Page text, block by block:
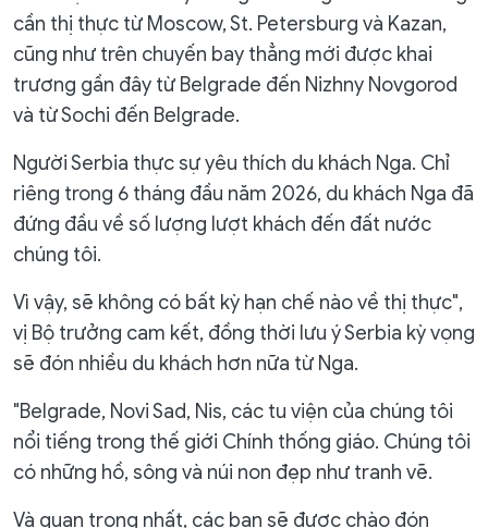
cần thị thực từ Moscow, St. Petersburg và Kazan,
cũng như trên chuyến bay thẳng mới được khai
trương gần đây từ Belgrade đến Nizhny Novgorod
và từ Sochi đến Belgrade.
Người Serbia thực sự yêu thích du khách Nga. Chỉ
riêng trong 6 tháng đầu năm 2026, du khách Nga đã
đứng đầu về số lượng lượt khách đến đất nước
chúng tôi.
Vì vậy, sẽ không có bất kỳ hạn chế nào về thị thực",
vị Bộ trưởng cam kết, đồng thời lưu ý Serbia kỳ vọng
sẽ đón nhiều du khách hơn nữa từ Nga.
"Belgrade, Novi Sad, Nis, các tu viện của chúng tôi
nổi tiếng trong thế giới Chính thống giáo. Chúng tôi
có những hồ, sông và núi non đẹp như tranh vẽ.
Và quan trọng nhất, các bạn sẽ được chào đón